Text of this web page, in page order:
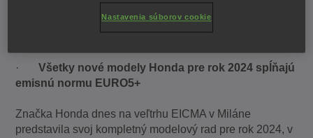
spoločnosti Honda predstaviť do roku 2025 na
celom svete 10 alebo viac jednostopových
·Všetky nové modely Honda pre rok 2024 spĺňajú
emisnú normu EURO5+
Značka Honda dnes na veľtrhu EICMA v Miláne
predstavila svoj kompletný modelový rad pre rok 2024, v
Nastavenia súborov cookie